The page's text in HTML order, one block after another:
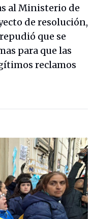
al Ministerio de
de resolución,
que se
para que las
reclamos